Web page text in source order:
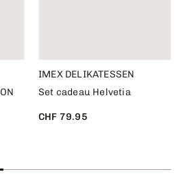
IMEX DELIKATESSEN
Set cadeau Helvetia
CHF 79.95